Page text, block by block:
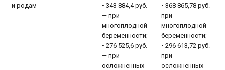
и родам
• 343 884,4 руб.
— при
многоплодной
беременности;
• 276 525,6 руб.
— при
осложненных
• 368 865,78 руб. -
при
многоплодной
беременности;
• 296 613,72 руб. -
при
осложненных